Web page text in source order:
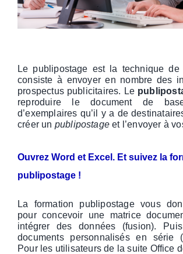
Le publipostage est la technique de
consiste à envoyer en nombre des
prospectus publicitaires. Le
reproduire le document de
d’exemplaires qu’il y a de
créer un publipostage et l’envoyer à
Ouvrez Word et Excel. Et suivez la
publipostage !
La formation publipostage vous
pour concevoir une matrice
intégrer des données (fusion).
documents personnalisés en série
Pour les utilisateurs de la suite Office